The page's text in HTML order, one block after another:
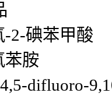
-2-碘苯甲酸
苯胺
difluoro-